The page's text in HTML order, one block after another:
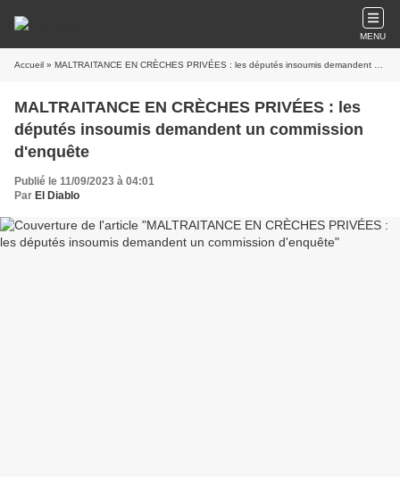
MENU
Accueil » MALTRAITANCE EN CRÈCHES PRIVÉES : les députés insoumis demandent un commission d'enquête
MALTRAITANCE EN CRÈCHES PRIVÉES : les
députés insoumis demandent un commission
d'enquête
Publié le 11/09/2023 à 04:01
Par El Diablo